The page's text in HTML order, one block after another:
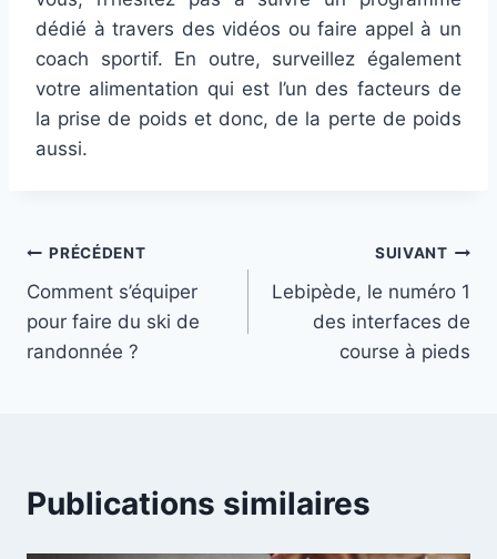
dédié à travers des vidéos ou faire appel à un
coach sportif. En outre, surveillez également
votre alimentation qui est l’un des facteurs de
la prise de poids et donc, de la perte de poids
aussi.
Navigation
de
l’article
PRÉCÉDENT
Comment s’équiper
pour faire du ski de
randonnée ?
SUIVANT
Lebipède, le numéro 1
des interfaces de
course à pieds
Publications similaires